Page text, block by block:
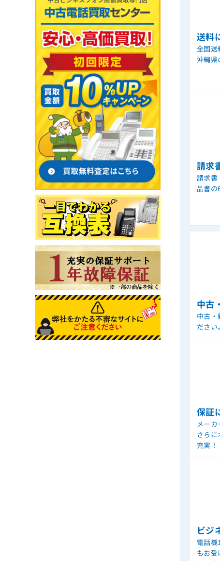
送料
全国送
沖縄県
請求
請求書
品書の
中古
中古・
ださい。
保証
メーカ
さら
充実！
ビジ
電話機
もお受